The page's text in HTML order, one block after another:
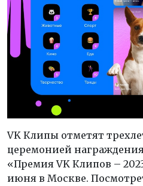
VK Клипы отметят
церемонией
«Премия VK Клипов –
июня в Москве.